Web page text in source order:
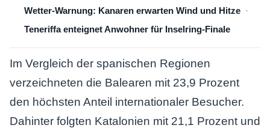
Wetter-Warnung: Kanaren erwarten Wind und Hitze
Teneriffa enteignet Anwohner für Inselring-Finale
Im Vergleich der spanischen Regionen
verzeichneten die Balearen mit 23,9 Prozent
den höchsten Anteil internationaler Besucher.
Dahinter folgten Katalonien mit 21,1 Prozent und